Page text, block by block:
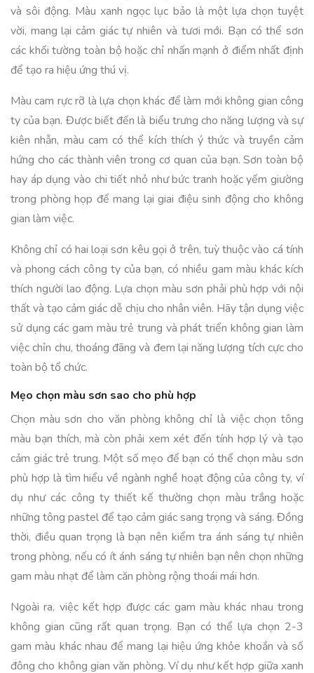
và sôi động. Màu xanh ngọc lục bảo là một lựa chọn tuyệt
vời, mang lại cảm giác tự nhiên và tươi mới. Bạn có thể sơn
các khối tường toàn bộ hoặc chỉ nhấn mạnh ở điểm nhất định
để tạo ra hiệu ứng thú vị.
Màu cam rực rỡ là lựa chọn khác để làm mới không gian công
ty của bạn. Được biết đến là biểu trưng cho năng lượng và sự
kiên nhẫn, màu cam có thể kích thích ý thức và truyền cảm
hứng cho các thành viên trong cơ quan của bạn. Sơn toàn bộ
hay áp dụng vào chi tiết nhỏ như bức tranh hoặc yếm giường
trong phòng họp để mang lại giai điệu sinh động cho không
gian làm việc.
Không chỉ có hai loại sơn kêu gọi ở trên, tuỳ thuộc vào cá tính
và phong cách công ty của bạn, có nhiều gam màu khác kích
thích người lao động. Lựa chọn màu sơn phải phù hợp với nội
thất và tạo cảm giác dễ chịu cho nhân viên. Hãy tận dụng việc
sử dụng các gam màu trẻ trung và phát triển không gian làm
việc chỉn chu, thoáng đãng và đem lại năng lượng tích cực cho
toàn bộ tổ chức.
Mẹo chọn màu sơn sao cho phù hợp
Chọn màu sơn cho văn phòng không chỉ là việc chọn tông
màu bạn thích, mà còn phải xem xét đến tính hợp lý và tạo
cảm giác trẻ trung. Một số mẹo để bạn có thể chọn màu sơn
phù hợp là tìm hiểu về ngành nghề hoạt động của công ty, ví
dụ như các công ty thiết kế thường chọn màu trắng hoặc
những tông pastel để tạo cảm giác sang trọng và sáng. Đồng
thời, điều quan trọng là bạn nên kiểm tra ánh sáng tự nhiên
trong phòng, nếu có ít ánh sáng tự nhiên bạn nên chọn những
gam màu nhạt để làm căn phòng rộng thoái mái hơn.
Ngoài ra, việc kết hợp được các gam màu khác nhau trong
không gian cũng rất quan trọng. Bạn có thể lựa chọn 2-3
gam màu khác nhau để mang lại hiệu ứng khỏe khoắn và số
đông cho không gian văn phòng. Ví dụ như kết hợp giữa xanh